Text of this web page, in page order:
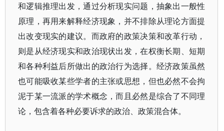
和逻辑推理出发，通过分析现实问题，抽象出一般性
原理，再用来解释经济现象，并不排除从理论方面提
出改变现实的建议。而政府的政策决策和改革行动，
则是从经济现实和政治现状出发，在权衡长期、短期
和各种利益后所做出的政治行为选择。经济政策虽然
也可能吸收某些学者的主张或思想，但也必然不会拘
泥于某一流派的学术概念，而且必然是综合了不同理
论，包含着各种必要诉求的政治、政策混合体。